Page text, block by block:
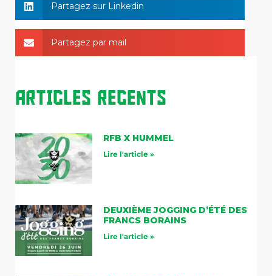
Partagez sur Linkedin
Partagez par mail
Articles Recents
RFB X HUMMEL
Lire l'article »
DEUXIÈME JOGGING D’ÉTÉ DES
FRANCS BORAINS
Lire l'article »